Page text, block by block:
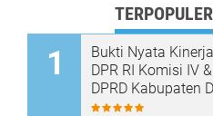
TERPOPULER
Bukti Nyata
DPR RI Komisi IV
DPRD Kabupaten
Mewujudkan